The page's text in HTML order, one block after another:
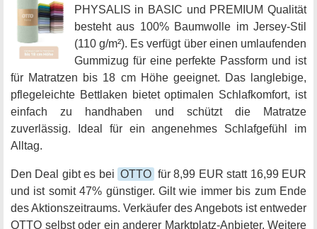
PHYSALIS in BASIC und PREMIUM Qualität
besteht aus 100% Baumwolle im Jersey-Stil
(110 g/m²). Es verfügt über einen umlaufenden
Gummizug für eine perfekte Passform und ist
für Matratzen bis 18 cm Höhe geeignet. Das langlebige,
pflegeleichte Bettlaken bietet optimalen Schlafkomfort, ist
einfach zu handhaben und schützt die Matratze
zuverlässig. Ideal für ein angenehmes Schlafgefühl im
Alltag.
Den Deal gibt es bei OTTO für 8,99 EUR statt 16,99 EUR
und ist somit 47% günstiger. Gilt wie immer bis zum Ende
des Aktionszeitraums. Verkäufer des Angebots ist entweder
OTTO selbst oder ein anderer Marktplatz-Anbieter. Weitere